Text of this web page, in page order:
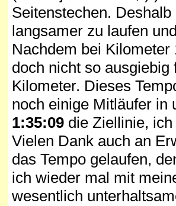
Seitenstechen.
langsamer zu laufen
Nachdem bei
doch nicht so
Kilometer. Dieses
noch einige Mitläufer in
1:35:09 die Ziellinie, ich
Vielen Dank auch an
das Tempo gelaufen,
ich wieder mal mit
wesentlich